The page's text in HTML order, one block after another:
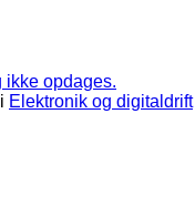
ikke opdages.
Elektronik og digitaldrift